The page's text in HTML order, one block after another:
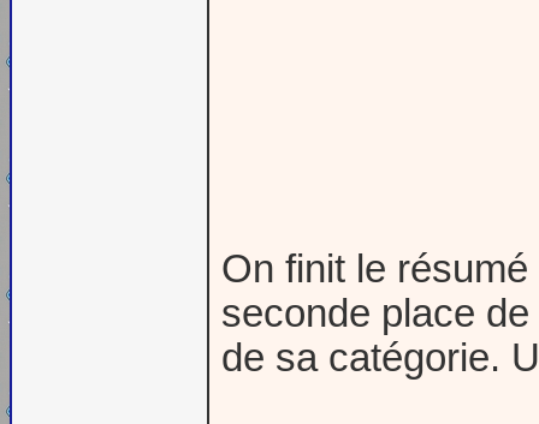
On finit le
seconde place
de sa catégorie.